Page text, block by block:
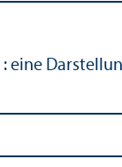
eine